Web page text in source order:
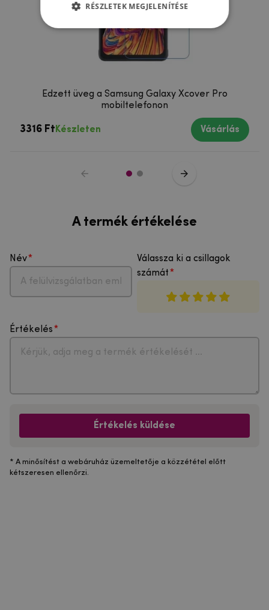
Edzett üveg a Samsung Galaxy Xcover Pro
mobiltelefonon
3316 Ft Készleten Vásárlás
A termék értékelése
Név
Válassza ki a csillagok
számát
Értékelés
Értékelés küldése
* A minősítést a webáruház üzemeltetője a közzététel előtt
kétszeresen ellenőrzi.
RÉSZLETEK MEGJELENÍTÉSE